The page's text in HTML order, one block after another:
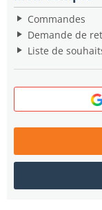
Commandes
Demande de
Liste de